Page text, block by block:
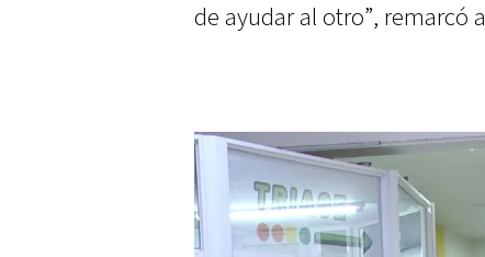
de ayudar al otro”, remarcó a